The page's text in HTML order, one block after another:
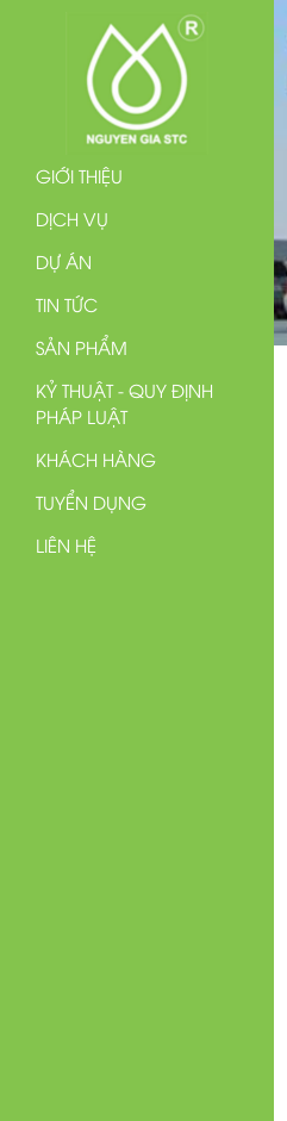
GIỚI THIỆU
DỊCH VỤ
DỰ ÁN
TIN TỨC
SẢN PHẨM
KỶ THUẬT - QUY ĐỊNH
PHÁP LUẬT
KHÁCH HÀNG
TUYỂN DỤNG
LIÊN HỆ